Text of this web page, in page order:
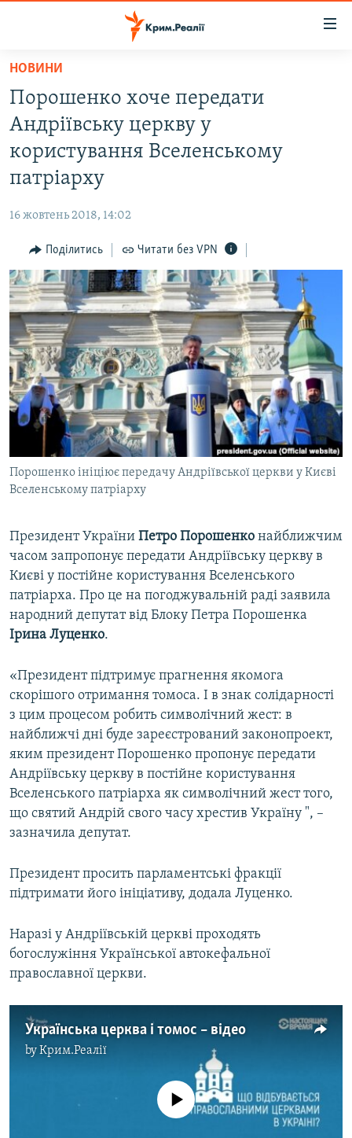
Перейти
основного
матеріалу
Перейти
до
основної
Перейти
пошуку
ВОДА.КРИМ
ВІДЕО ТА ФОТО
ПОЛІТИКА
ІНТЕРВ'Ю
ВСЕ ЗА ДЕНЬ
СПЕЦПРОЕКТИ
ДЕПОРТАЦІЯ
ВІДЕОУРОКИ «ELIFBE»
СВІДЧЕННЯ ОКУПАЦІЇ
УКРАЇНСЬКА ПРОБЛЕМА КРИМУ
ІНФОГРАФІКА
ЯК ОБІЙТИ БЛОКУВАННЯ
Русский
Qırımtatar
ДОЛУЧАЙСЯ!
НОВИНИ
Порошенко хоче передати
Андріївську церкву у
користування Вселенському
патріарху
16 жовтень 2018, 14:02
Поділитись Читати без VPN
Порошенко ініціює передачу Андріївської церкви у Києві
Вселенському патріарху
Президент України Петро Порошенко найближчим
часом запропонує передати Андріївську церкву в
Києві у постійне користування Вселенського
патріарха. Про це на погоджувальній раді заявила
народний депутат від Блоку Петра Порошенка
Ірина Луценко.
«Президент підтримує прагнення якомога
скорішого отримання томоса. І в знак солідарності
з цим процесом робить символічний жест: в
найближчі дні буде зареєстрований законопроект,
яким президент Порошенко пропонує передати
Андріївську церкву в постійне користування
Вселенського патріарха як символічний жест того,
що святий Андрій свого часу хрестив Україну ", –
зазначила депутат.
Президент просить парламентські фракції
підтримати його ініціативу, додала Луценко.
Наразі у Андріївській церкві проходять
богослужіння Української автокефальної
православної церкви.
Українська церква і томос – відео
byКрим.Реалії
No media source currently available